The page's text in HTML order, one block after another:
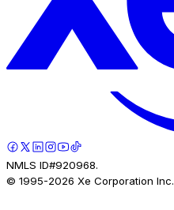
NMLS ID#920968.
© 1995-2026 Xe Corporation Inc.